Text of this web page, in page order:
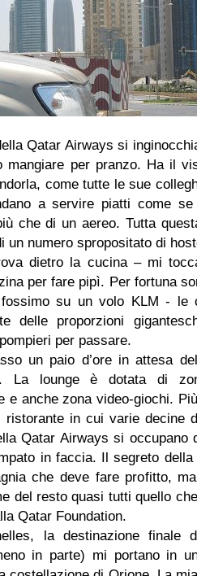
Qatar Airways si
mangiare per pranzo. Ha il
come tutte le sue
a servire piatti come
che di un aereo. Tutta
un numero spropositato di
dietro la cucina – mi
per fare pipì. Per fortuna
su un volo KLM - le
delle proporzioni
per passare.
un paio d’ore in attesa
La lounge è dotata di
e anche zona video-giochi.
ristorante in cui varie decine
Qatar Airways si occupano
in faccia. Il segreto
che deve fare profitto,
del resto quasi tutti quello
Qatar Foundation.
la destinazione finale
in parte) mi portano in